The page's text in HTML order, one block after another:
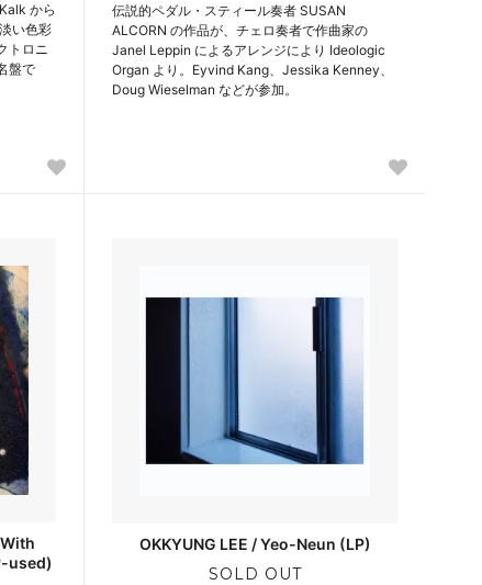
から
い色彩
トロニ
盤で
伝説的ペダル・スティール奏者 SUSAN
ALCORN の作品が、チェロ奏者で作曲家の
Janel Leppin によるアレンジにより Ideologic
Organ より。Eyvind Kang、Jessika Kenney、
Doug Wieselman などが参加。
With
used)
OKKYUNG LEE / Yeo-Neun (LP)
SOLD OUT